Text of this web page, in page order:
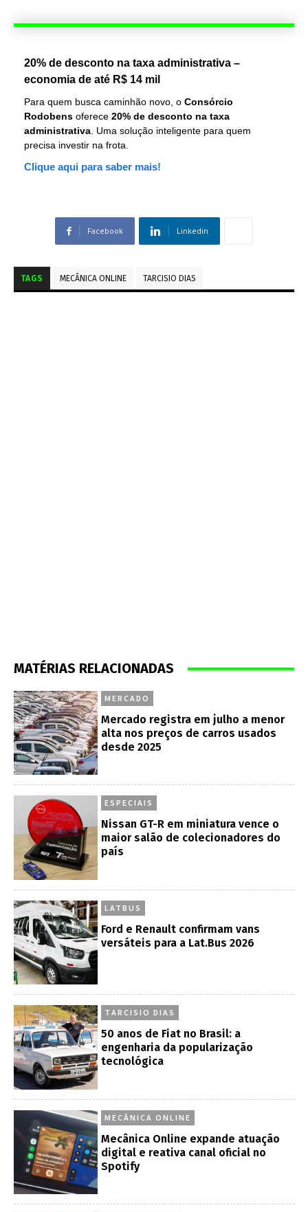
20% de desconto na taxa administrativa –
economia de até R$ 14 mil
Para quem busca caminhão novo, o Consórcio
Rodobens oferece 20% de desconto na taxa
administrativa . Uma solução inteligente para quem
precisa investir na frota.
Clique aqui para saber mais!
Facebook Linkedin
TAGS MECÂNICA ONLINE TARCISIO DIAS
MATÉRIAS RELACIONADAS
MERCADO
Mercado registra em julho a menor
alta nos preços de carros usados
desde 2025
ESPECIAIS
Nissan GT-R em miniatura vence o
maior salão de colecionadores do
país
LATBUS
Ford e Renault confirmam vans
versáteis para a Lat.Bus 2026
TARCISIO DIAS
50 anos de Fiat no Brasil: a
engenharia da popularização
tecnológica
MECÂNICA ONLINE
Mecânica Online expande atuação
digital e reativa canal oficial no
Spotify